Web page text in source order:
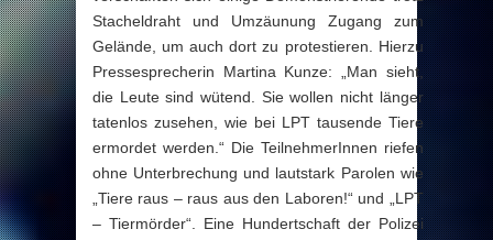
Stacheldraht und Umzäunung Zugang zum
Gelände, um auch dort zu protestieren. Hierzu
Pressesprecherin Martina Kunze: „Man sieht,
die Leute sind wütend. Sie wollen nicht länger
tatenlos zusehen, wie bei LPT tausende Tiere
ermordet werden.“ Die TeilnehmerInnen riefen
ohne Unterbrechung und lautstark Parolen wie
„Tiere raus – raus aus den Laboren!“ und „LPT
– Tiermörder“. Eine Hundertschaft der Polizei